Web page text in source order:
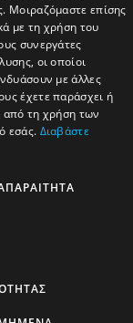
BULGARIAN
ROMANIAN
TURKISH
Μοιραζόμαστε επίσης
με τη χρήση του
συνεργάτες
οι οποίοι
με άλλες
έχετε παράσχει ή
από τη χρήση των
εσάς. Διαβάστε